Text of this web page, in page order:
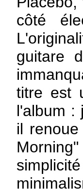
côté
guitare
titre est
l'album :
il